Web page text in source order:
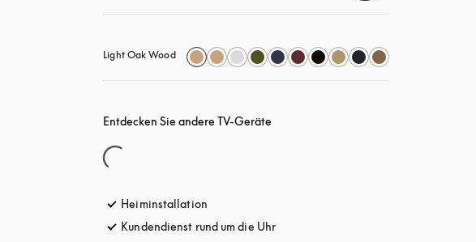
Light Oak Wood
Entdecken Sie andere TV-Geräte
Heiminstallation
Kundendienst rund um die Uhr